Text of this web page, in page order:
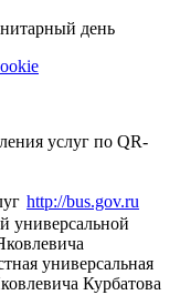
день
услуг по QR-
http://bus.gov.ru
универсальной
универсальная
Курбатова